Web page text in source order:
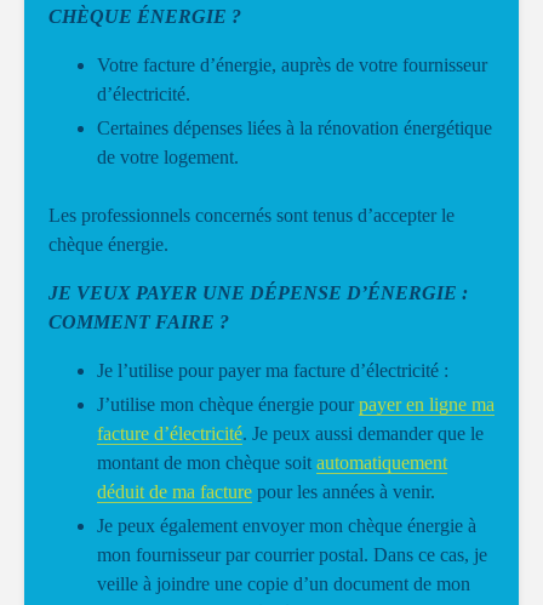
CHÈQUE ÉNERGIE ?
Votre facture d’énergie, auprès de votre fournisseur
d’électricité.
Certaines dépenses liées à la rénovation énergétique
de votre logement.
Les professionnels concernés sont tenus d’accepter le
chèque énergie.
JE VEUX PAYER UNE DÉPENSE D’ÉNERGIE :
COMMENT FAIRE ?
Je l’utilise pour payer ma facture d’électricité :
J’utilise mon chèque énergie pour payer en ligne ma
facture d’électricité. Je peux aussi demander que le
montant de mon chèque soit automatiquement
déduit de ma facture pour les années à venir.
Je peux également envoyer mon chèque énergie à
mon fournisseur par courrier postal. Dans ce cas, je
veille à joindre une copie d’un document de mon